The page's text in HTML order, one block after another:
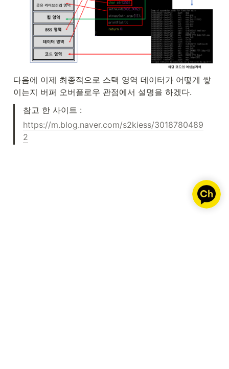
다음에 이제 최종적으로 스택 영역 데이터가 어떻게 쌓
이는지 버퍼 오버플로우 관점에서 설명을 하겠다.
참고 한 사이트 :
https://m.blog.naver.com/s2kiess/3018780489
2